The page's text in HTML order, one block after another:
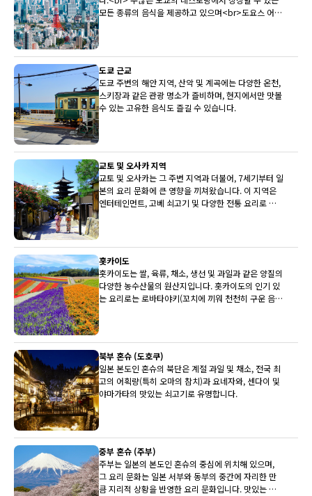
모든 종류의 음식을 제공하고 있으며<br>도요스 어시
도쿄 근교
도쿄 주변의 해안 지역, 산악 및 계곡에는 다양한 온천,
스키장과 같은 관광 명소가 즐비하며, 현지에서만 맛볼
수 있는 고유한 음식도 즐길 수 있습니다.
교토 및 오사카 지역
교토 및 오사카는 그 주변 지역과 더불어, 7세기부터 일
본의 요리 문화에 큰 영향을 끼쳐왔습니다. 이 지역은
엔터테인먼트, 고베 쇠고기 및 다양한 전통 요리로 유
홋카이도
홋카이도는 쌀, 육류, 채소, 생선 및 과일과 같은 양질의
다양한 농수산물의 원산지입니다. 홋카이도의 인기 있
는 요리로는 로바타야키(꼬치에 끼워 천천히 구운 음
북부 혼슈 (도호쿠)
일본 본도인 혼슈의 북단은 계절 과일 및 채소, 전국 최
고의 어획량(특히 오마의 참치)과 요네자와, 센다이 및
야마가타의 맛있는 쇠고기로 유명합니다.
중부 혼슈 (주부)
주부는 일본의 본도인 혼슈의 중심에 위치해 있으며,
그 요리 문화는 일본 서부와 동부의 중간에 자리한 만
큼 지리적 상황을 반영한 요리 문화입니다. 맛있는 히